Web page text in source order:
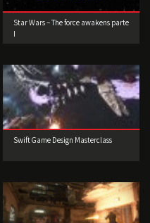
Star Wars – The force awakens parte
I
Swift Game Design Masterclass